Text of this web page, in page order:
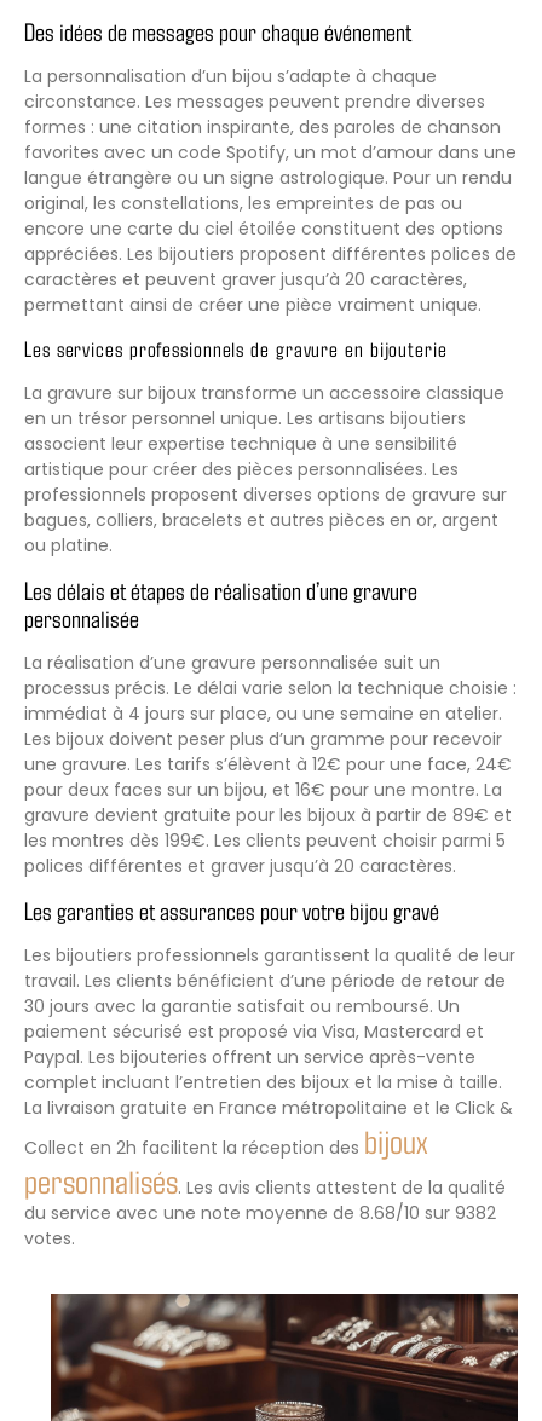
Des idées de messages pour chaque événement
La personnalisation d’un bijou s’adapte à chaque
circonstance. Les messages peuvent prendre diverses
formes : une citation inspirante, des paroles de chanson
favorites avec un code Spotify, un mot d’amour dans une
langue étrangère ou un signe astrologique. Pour un rendu
original, les constellations, les empreintes de pas ou
encore une carte du ciel étoilée constituent des options
appréciées. Les bijoutiers proposent différentes polices de
caractères et peuvent graver jusqu’à 20 caractères,
permettant ainsi de créer une pièce vraiment unique.
Les services professionnels de gravure en bijouterie
La gravure sur bijoux transforme un accessoire classique
en un trésor personnel unique. Les artisans bijoutiers
associent leur expertise technique à une sensibilité
artistique pour créer des pièces personnalisées. Les
professionnels proposent diverses options de gravure sur
bagues, colliers, bracelets et autres pièces en or, argent
ou platine.
Les délais et étapes de réalisation d’une gravure
personnalisée
La réalisation d’une gravure personnalisée suit un
processus précis. Le délai varie selon la technique choisie :
immédiat à 4 jours sur place, ou une semaine en atelier.
Les bijoux doivent peser plus d’un gramme pour recevoir
une gravure. Les tarifs s’élèvent à 12€ pour une face, 24€
pour deux faces sur un bijou, et 16€ pour une montre. La
gravure devient gratuite pour les bijoux à partir de 89€ et
les montres dès 199€. Les clients peuvent choisir parmi 5
polices différentes et graver jusqu’à 20 caractères.
Les garanties et assurances pour votre bijou gravé
Les bijoutiers professionnels garantissent la qualité de leur
travail. Les clients bénéficient d’une période de retour de
30 jours avec la garantie satisfait ou remboursé. Un
paiement sécurisé est proposé via Visa, Mastercard et
Paypal. Les bijouteries offrent un service après-vente
complet incluant l’entretien des bijoux et la mise à taille.
La livraison gratuite en France métropolitaine et le Click &
Collect en 2h facilitent la réception des bijoux
personnalisés. Les avis clients attestent de la qualité
du service avec une note moyenne de 8.68/10 sur 9382
votes.